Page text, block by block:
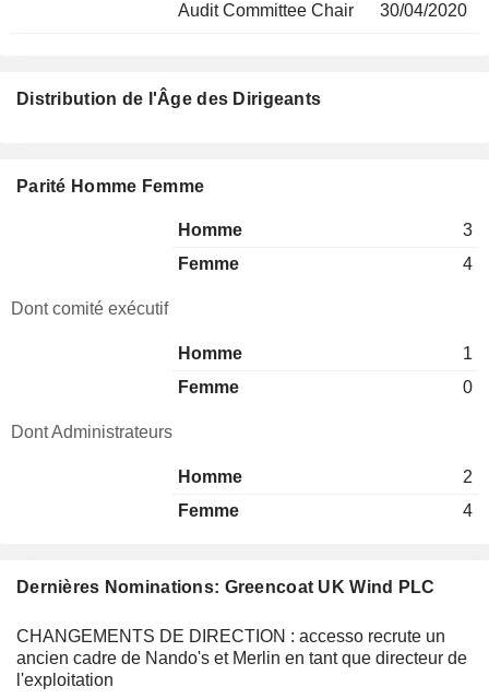
Audit Committee Chair 30/04/2020
Dernières Nominations: Greencoat UK Wind PLC
CHANGEMENTS DE DIRECTION : accesso recrute un
ancien cadre de Nando's et Merlin en tant que directeur de
l'exploitation
Distribution de l'Âge des Dirigeants
Parité Homme Femme
Homme
3
Femme
4
Dont comité exécutif
Homme
1
Femme
0
Dont Administrateurs
Homme
2
Femme
4